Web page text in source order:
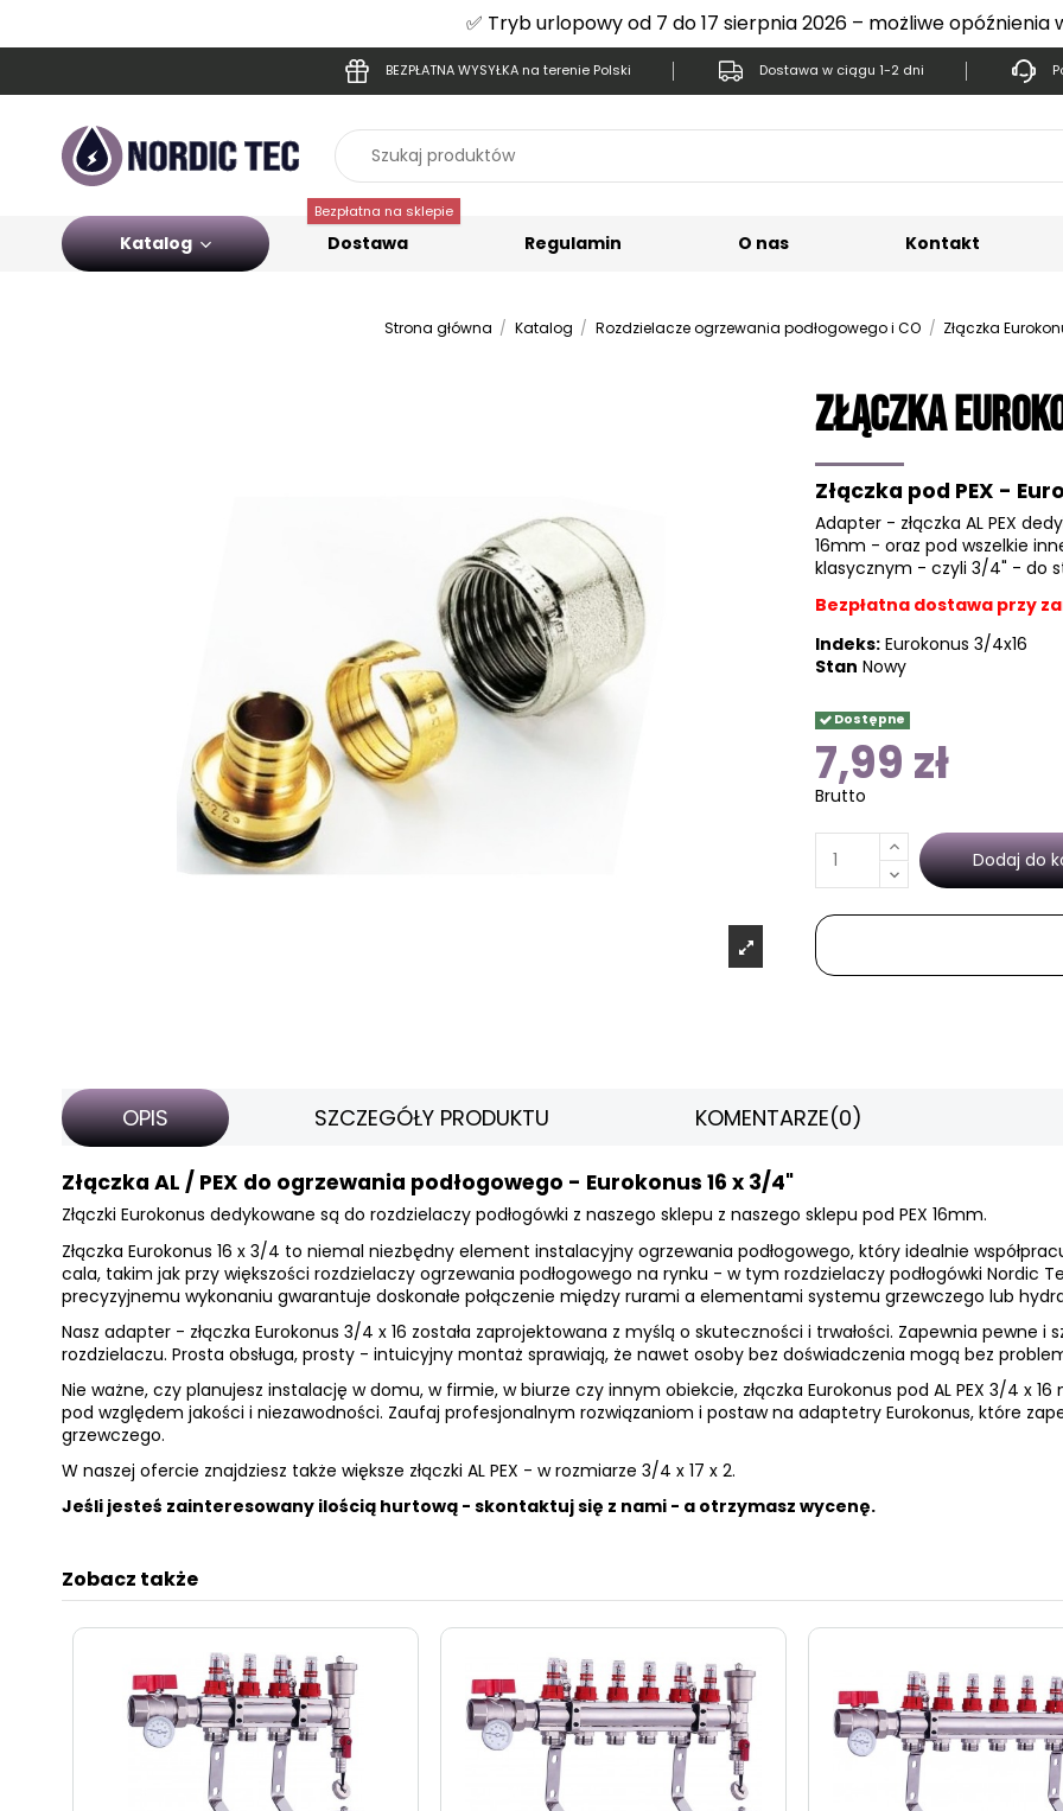
✅ Tryb urlopowy od 7 do 17 sierpnia 2026 – możliwe opóźnienia
BEZPŁATNA WYSYŁKA na terenie Polski Dostawa w ciągu 1-2 dni
Katalog
Bezpłatna na sklepie
Dostawa Regulamin O nas Kontakt
Strona główna Katalog Rozdzielacze ogrzewania podłogowego i CO Złączka
Złączka
Złączka pod PEX -
Adapter - złączka AL PEX
16mm - oraz pod wszelkie
klasycznym - czyli 3/4" - do
Bezpłatna dostawa przy
Indeks: Eurokonus 3/4x16
Stan Nowy
Dostępne
7,99 zł
Brutto
Dodaj do
OPIS SZCZEGÓŁY PRODUKTU KOMENTARZE(0)
Złączka AL / PEX do ogrzewania podłogowego - Eurokonus 16 x 3/4"
Złączki Eurokonus dedykowane są do rozdzielaczy podłogówki z naszego sklepu z naszego sklepu pod PEX 16mm.
Złączka Eurokonus 16 x 3/4 to niemal niezbędny element instalacyjny ogrzewania podłogowego, który idealnie
cala, takim jak przy większości rozdzielaczy ogrzewania podłogowego na rynku - w tym rozdzielaczy podłogówki Nordic
precyzyjnemu wykonaniu gwarantuje doskonałe połączenie między rurami a elementami systemu grzewczego lub
Nasz adapter - złączka Eurokonus 3/4 x 16 została zaprojektowana z myślą o skuteczności i trwałości. Zapewnia pewne
rozdzielaczu. Prosta obsługa, prosty - intuicyjny montaż sprawiają, że nawet osoby bez doświadczenia mogą bez
Nie ważne, czy planujesz instalację w domu, w firmie, w biurze czy innym obiekcie, złączka Eurokonus pod AL PEX 3/4 x
pod względem jakości i niezawodności. Zaufaj profesjonalnym rozwiązaniom i postaw na adaptetry Eurokonus, które
grzewczego.
W naszej ofercie znajdziesz także większe złączki AL PEX - w rozmiarze 3/4 x 17 x 2.
Jeśli jesteś zainteresowany ilością hurtową - skontaktuj się z nami - a otrzymasz wycenę.
Zobacz także